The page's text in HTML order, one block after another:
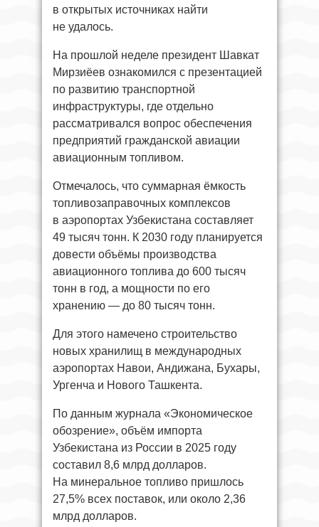
в открытых источниках найти
не удалось.
На прошлой неделе президент Шавкат
Мирзиёев ознакомился с презентацией
по развитию транспортной
инфраструктуры, где отдельно
рассматривался вопрос обеспечения
предприятий гражданской авиации
авиационным топливом.
Отмечалось, что суммарная ёмкость
топливозаправочных комплексов
в аэропортах Узбекистана составляет
49 тысяч тонн. К 2030 году планируется
довести объёмы производства
авиационного топлива до 600 тысяч
тонн в год, а мощности по его
хранению — до 80 тысяч тонн.
Для этого намечено строительство
новых хранилищ в международных
аэропортах Навои, Андижана, Бухары,
Ургенча и Нового Ташкента.
По данным журнала «Экономическое
обозрение», объём импорта
Узбекистана из России в 2025 году
составил 8,6 млрд долларов.
На минеральное топливо пришлось
27,5% всех поставок, или около 2,36
млрд долларов.